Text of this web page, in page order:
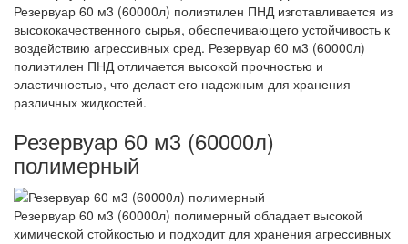
Резервуар 60 м3 (60000л) полиэтилен ПНД изготавливается из
высококачественного сырья, обеспечивающего устойчивость к
воздействию агрессивных сред. Резервуар 60 м3 (60000л)
полиэтилен ПНД отличается высокой прочностью и
эластичностью, что делает его надежным для хранения
различных жидкостей.
Резервуар 60 м3 (60000л)
полимерный
Резервуар 60 м3 (60000л) полимерный обладает высокой
химической стойкостью и подходит для хранения агрессивных